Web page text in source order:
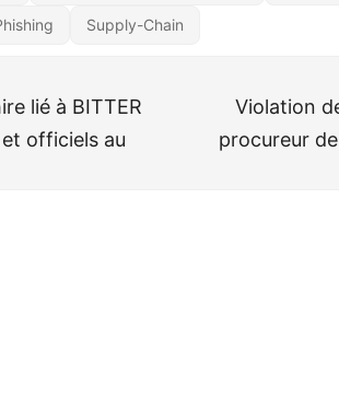
Supply-Chain
lié à BITTER
officiels au
Violation
procureur